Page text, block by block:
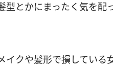
型とかにまったく気を
イクや髪形で損してい